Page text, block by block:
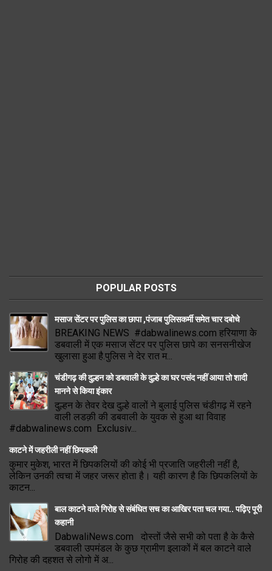
POPULAR POSTS
मसाज सेंटर पर पुलिस का छापा ,पंजाब पुलिसकर्मी समेत चार दबोचे
BREAKING NEWS #dabwalinews.com हरियाणा के
डबवाली में एक मसाज सेंटर पर पुलिस छापे का सनसनीखेज
खुलासा हुआ है.पुलिस ने देर रात म...
चंडीगढ़ की दुल्हन को डबवाली के दुल्हे का घर पसंद नहीं आया तो शादी
मानने से किया इंकार
दुल्हन के तेवर देख दुल्हे वालों ने बुलाई पुलिस चंडीगढ़ में रहने
वाली लडक़ी की डबवाली के युवक से हुआ था विवाह
#dabwalinews.com Exclusiv...
काटने में जहरीली नहीं छिपकली
कुमार मुकेश, भारत में छिपकलियों की कोई भी प्रजाति जहरीली नहीं है,
लेकिन उनकी त्वचा में जहर जरूर होता है। यही कारण है कि छिपकलियों के
काटन...
बाल काटने वाले गिरोह से संबंधित सच का आखिर पता चल गया.. पढ़िए पूरी
कहानी
DabwaliNews.com दोस्तों जैसे सभी को पता है के कैसे
डबवाली उपमंडल के कुछ ग्रामीण इलाकों में बल काटने वाले
गिरोह की दहशत से लोगो में अ...